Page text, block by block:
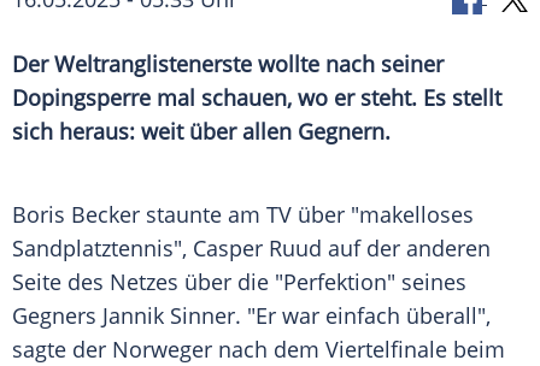
Der Weltranglistenerste wollte nach seiner
Dopingsperre mal schauen, wo er steht. Es stellt
sich heraus: weit über allen Gegnern.
Boris Becker staunte am TV über "makelloses
Sandplatztennis", Casper Ruud auf der anderen
Seite des Netzes über die "Perfektion" seines
Gegners Jannik Sinner. "Er war einfach überall",
sagte der Norweger nach dem Viertelfinale beim